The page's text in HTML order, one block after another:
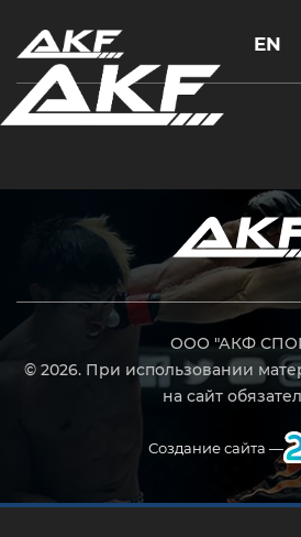
EN
ООО "АКФ
© 2026. При использовании
на сайт
Создание сайта —
Нажмите Enter для поиска или Esc,